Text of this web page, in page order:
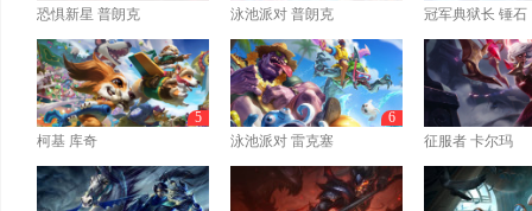
恐惧新星 普朗克
泳池派对 普朗克
冠军典狱长 锤石
柯基 库奇
5
泳池派对 雷克塞
6
征服者 卡尔玛